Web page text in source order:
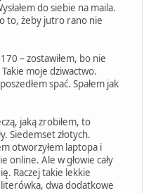
do siebie na maila.
to, żeby jutro rano nie
– zostawiłem, bo nie
moje dziwactwo.
spać. Spałem jak
jaką zrobiłem, to
Siedemset złotych.
otworzyłem laptopa i
online. Ale w głowie cały
Raczej takie lekkie
dwa dodatkowe